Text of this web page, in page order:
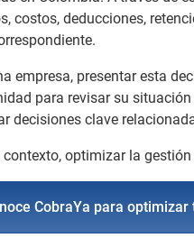
costos, deducciones,
empresa, presentar esta
para revisar su
decisiones clave
contexto, optimizar la
CobraYa para